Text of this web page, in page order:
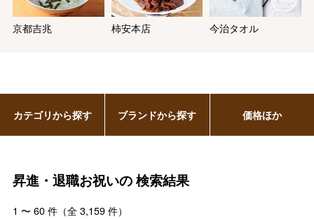
京都吉兆 柿安本店 今治タオル
昇進・退職お祝いの検索結果
1 〜 60件（全 3,159件）
カテゴリから探す ブランドから探す 価格ほか